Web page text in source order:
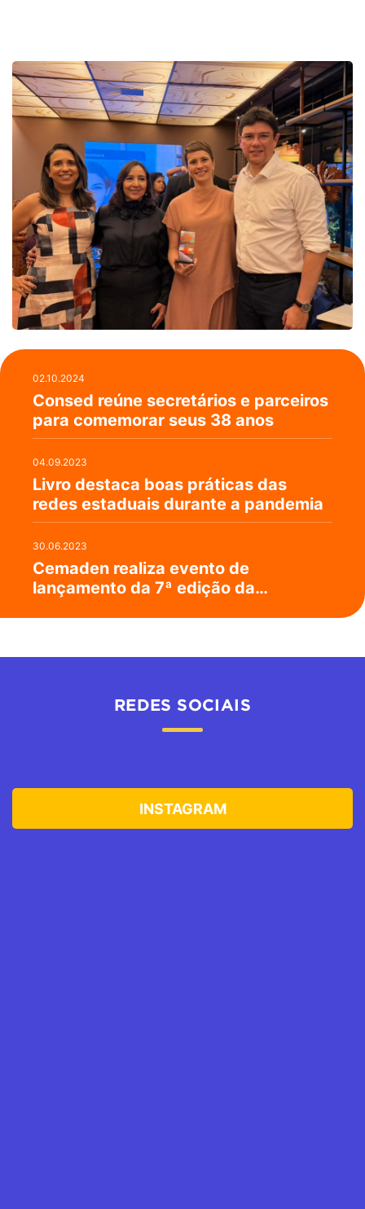
02.10.2024
Consed reúne secretários e parceiros
para comemorar seus 38 anos
04.09.2023
Livro destaca boas práticas das
redes estaduais durante a pandemia
30.06.2023
Cemaden realiza evento de
lançamento da 7ª edição da
REDES SOCIAIS
INSTAGRAM